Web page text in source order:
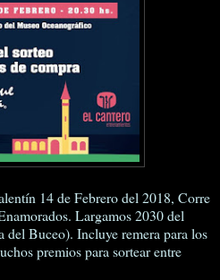
14 de Febrero del 2018, Corre
Largamos 2030 del
Buceo). Incluye remera para los
premios para sortear entre